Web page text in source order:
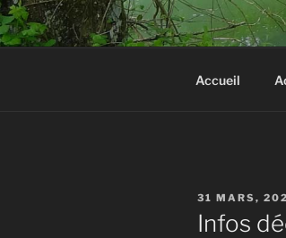
Accueil
PUBLIÉ
LE
31 MARS,
Infos